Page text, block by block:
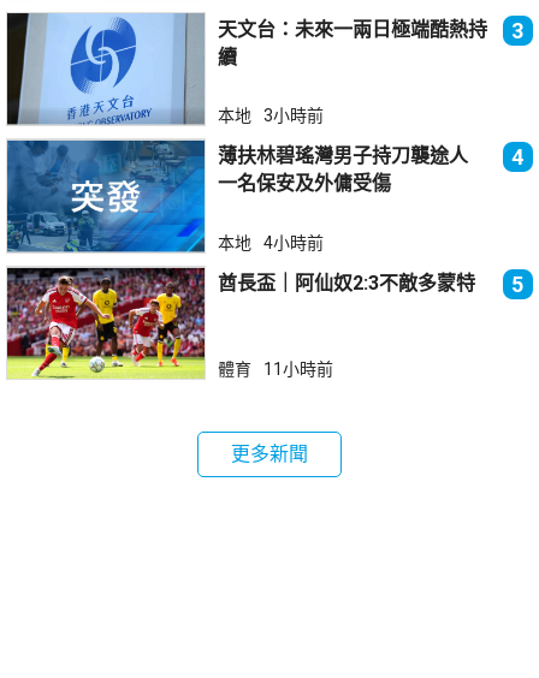
天文台：未來一兩日極端酷熱持
續
3
本地 3小時前
薄扶林碧瑤灣男子持刀襲途人
一名保安及外傭受傷
4
本地 4小時前
酋長盃｜阿仙奴2:3不敵多蒙特 5
體育 11小時前
更多新聞